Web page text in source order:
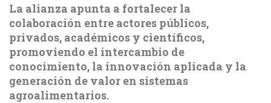
La alianza apunta a fortalecer la
colaboración entre actores públicos,
privados, académicos y científicos,
promoviendo el intercambio de
conocimiento, la innovación aplicada y la
generación de valor en sistemas
agroalimentarios.